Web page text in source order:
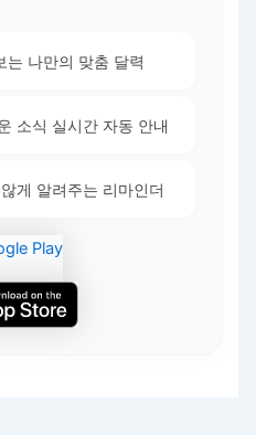
는 나만의 맞춤 달력
소식 실시간 자동 안내
게 알려주는 리마인더